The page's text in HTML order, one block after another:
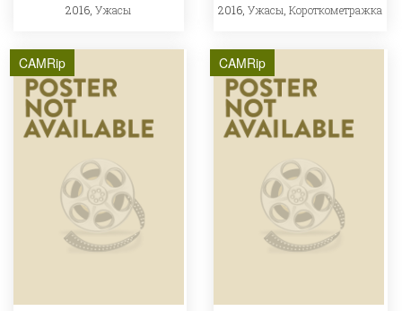
2016,Ужасы 2016,Ужасы,Короткометражка
CAMRip CAMRip